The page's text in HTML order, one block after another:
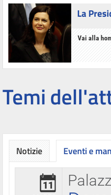
La
Vai alla
Temi
Notizie Eventi e
11